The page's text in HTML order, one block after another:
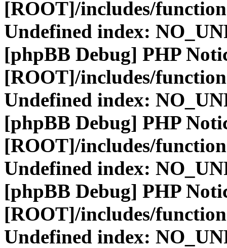
[ROOT]/includes/
Undefined index:
[phpBB Debug] PHP
[ROOT]/includes/
Undefined index:
[phpBB Debug] PHP
[ROOT]/includes/
Undefined index:
[phpBB Debug] PHP
[ROOT]/includes/
Undefined index: